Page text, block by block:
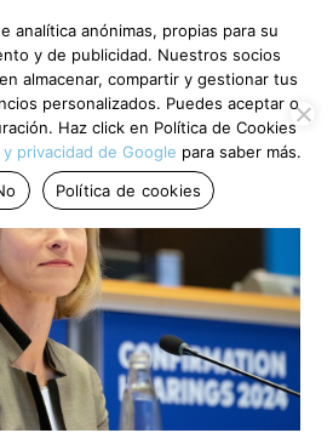
analítica anónimas, propias para su
y de publicidad. Nuestros socios
almacenar, compartir y gestionar tus
personalizados. Puedes aceptar o
Haz click en Política de Cookies
privacidad de Google para saber más.
Política de cookies